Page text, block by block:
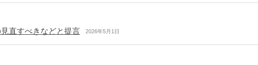
直すべきなどと提言 2026年5月1日